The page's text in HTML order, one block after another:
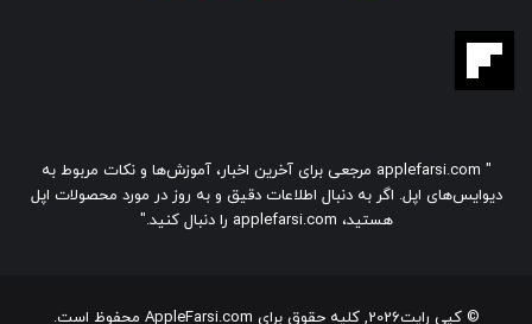
" applefarsi.com مرجعی برای آخرین اخبار، آموزش‌ها و نکات مربوط به
دیوایس‌های اپل. اگر به دنبال اطلاعات دقیق و به روز در مورد محصولات اپل
هستید، applefarsi.com را دنبال کنید."
© کپی رایت2026, کلیه حقوق برای AppleFarsi.com محفوظ است.